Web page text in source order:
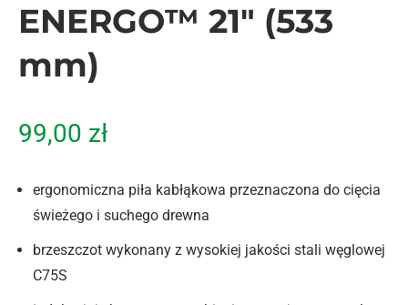
ENERGO™ 21″ (533
mm)
99,00 zł
ergonomiczna piła kabłąkowa przeznaczona do cięcia
świeżego i suchego drewna
brzeszczot wykonany z wysokiej jakości stali węglowej
C75S